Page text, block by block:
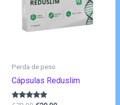
Perda de peso
Cápsulas Reduslim